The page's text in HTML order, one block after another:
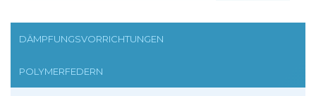
DÄMPFUNGSVORRICHTUNGEN
POLYMERFEDERN